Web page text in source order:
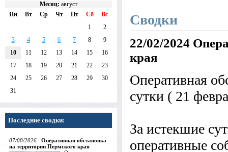
Месяц: август
Пн
Вт Ср Чт Пт Сб
Вс
1
2
3
4 5 6 7 8
9
10
11 12 13 14 15
16
17
18 19 20 21 22
23
24
25 26 27 28 29
30
31
Последние сводки:
07/08/2026
Оперативная обстановка
на территории Пермского края
Сводки
22/02/2024
края
Оперативная
сутки ( 21
За истекшие
оперативные